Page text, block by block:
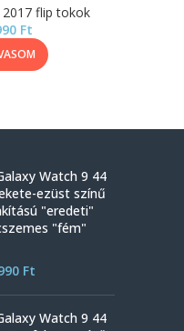
2017 flip tokok
Ft
Watch 9 44
ezüst színű
"eredeti"
"fém"
Ft
Watch 9 44